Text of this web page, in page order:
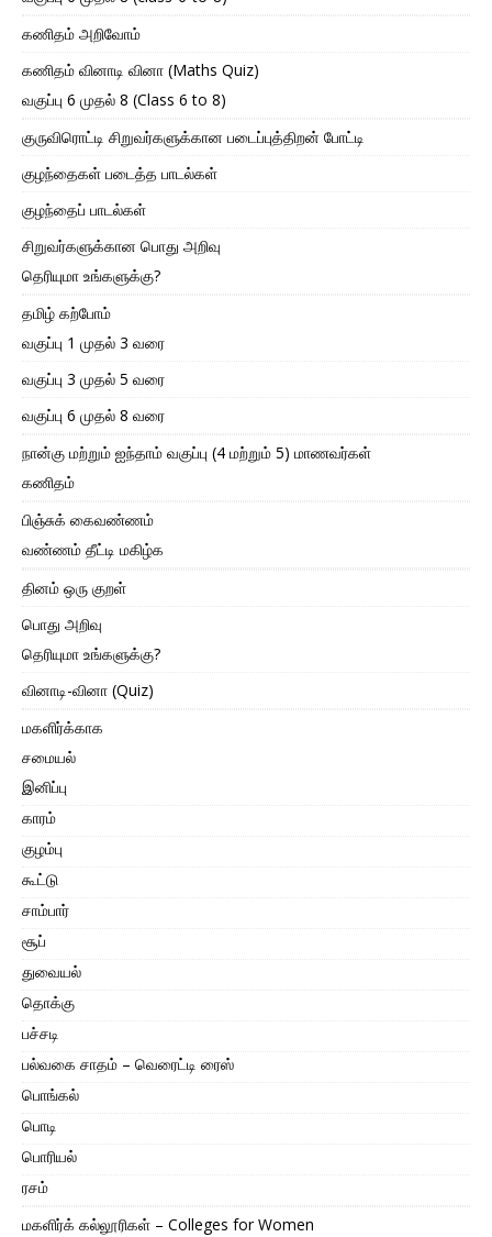
கணிதம் அறிவோம்
கணிதம் வினாடி வினா (Maths Quiz)
வகுப்பு 6 முதல் 8 (Class 6 to 8)
குருவிரொட்டி சிறுவர்களுக்கான படைப்புத்திறன் போட்டி
குழந்தைகள் படைத்த பாடல்கள்
குழந்தைப் பாடல்கள்
சிறுவர்களுக்கான பொது அறிவு
தெரியுமா உங்களுக்கு?
தமிழ் கற்போம்
வகுப்பு 1 முதல் 3 வரை
வகுப்பு 3 முதல் 5 வரை
வகுப்பு 6 முதல் 8 வரை
நான்கு மற்றும் ஐந்தாம் வகுப்பு (4 மற்றும் 5) மாணவர்கள்
கணிதம்
பிஞ்சுக் கைவண்ணம்
வண்ணம் தீட்டி மகிழ்க
தினம் ஒரு குறள்
பொது அறிவு
தெரியுமா உங்களுக்கு?
வினாடி-வினா (Quiz)
மகளிர்க்காக
சமையல்
இனிப்பு
காரம்
குழம்பு
கூட்டு
சாம்பார்
சூப்
துவையல்
தொக்கு
பச்சடி
பல்வகை சாதம் – வெரைட்டி ரைஸ்
பொங்கல்
பொடி
பொரியல்
ரசம்
மகளிர்க் கல்லூரிகள் – Colleges for Women